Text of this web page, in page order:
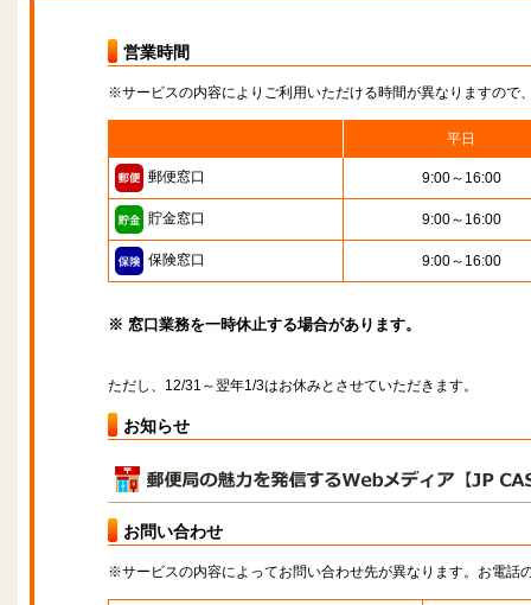
営業時間
※サービスの内容によりご利用いただける時間が異なりますので
平日
郵便窓口 9:00～16:00
貯金窓口 9:00～16:00
保険窓口 9:00～16:00
※ 窓口業務を一時休止する場合があります。
ただし、12/31～翌年1/3はお休みとさせていただきます。
お知らせ
お問い合わせ
※サービスの内容によってお問い合わせ先が異なります。お電話